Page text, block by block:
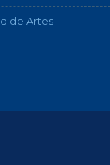
de Artes